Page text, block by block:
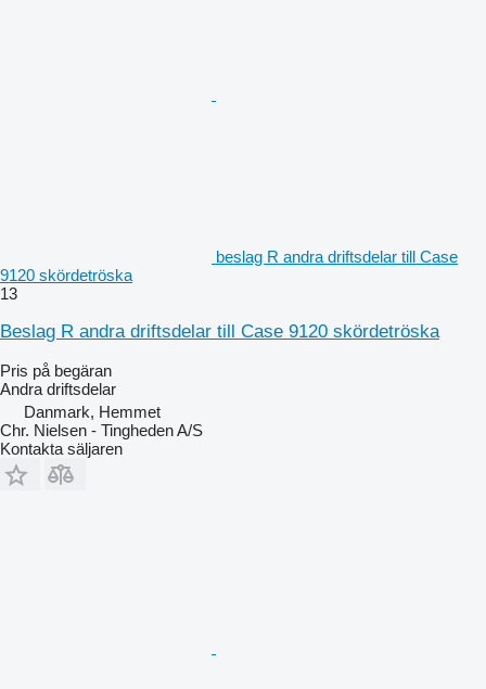
beslag R andra driftsdelar till Case
9120 skördetröska
13
Beslag R andra driftsdelar till Case 9120 skördetröska
Pris på begäran
Andra driftsdelar
Danmark, Hemmet
Chr. Nielsen - Tingheden A/S
Kontakta säljaren